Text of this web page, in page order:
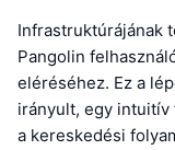
Infrastruktúrájának
Pangolin
eléréséhez. Ez a
irányult, egy
a kereskedési